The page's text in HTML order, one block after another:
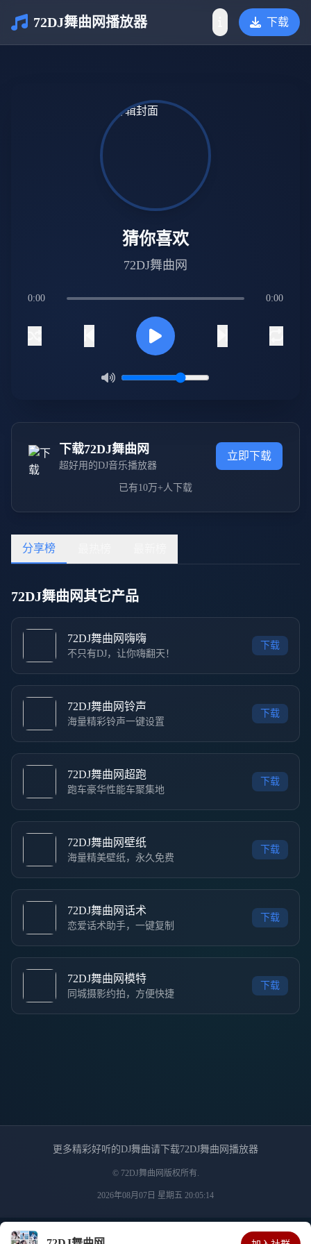
72DJ舞曲网播放器 下载
介绍
猜你喜欢
72DJ舞曲网
0:00 0:00
下载72DJ舞曲网
超好用的DJ音乐播放器
立即下载
已有10万+人下载
分享榜
72DJ舞曲网其它产品
72DJ舞曲网嗨嗨
不只有DJ，让你嗨翻天！
下载
72DJ舞曲网铃声
海量精彩铃声一键设置
下载
72DJ舞曲网超跑
跑车豪华性能车聚集地
下载
72DJ舞曲网壁纸
海量精美壁纸，永久免费
下载
72DJ舞曲网话术
恋爱话术助手，一键复制
下载
72DJ舞曲网模特
同城摄影约拍，方便快捷
下载
更多精彩好听的DJ舞曲请下载72DJ舞曲网播放器
© 72DJ舞曲网版权所有.
2026年08月07日 星期五 20:05:14